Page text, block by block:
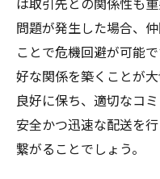
問題が発生した場合、
ことで危機回避が可能
好な関係を築くことが
良好に保ち、適切なコ
安全かつ迅速な配送を
繋がることでしょう。